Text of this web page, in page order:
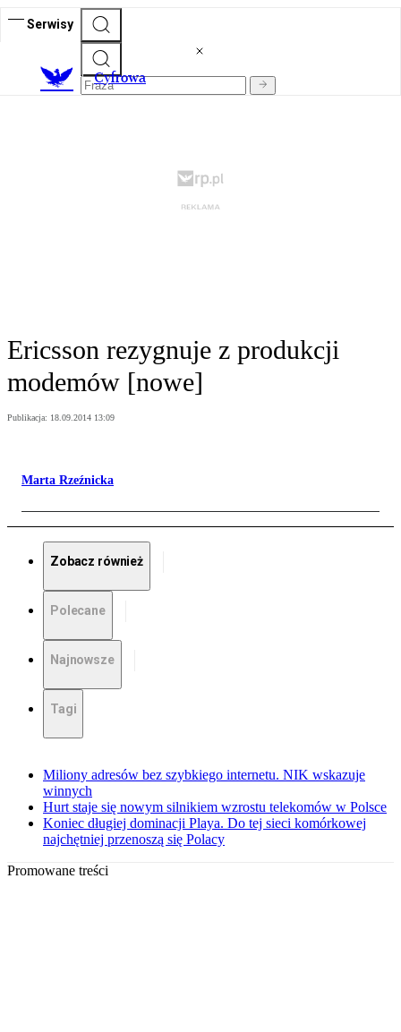
Serwisy
Cyfrowa
Ericsson rezygnuje z produkcji
modemów [nowe]
Publikacja: 18.09.2014 13:09
Marta Rzeźnicka
Zobacz również
Polecane
Najnowsze
Tagi
Miliony adresów bez szybkiego internetu. NIK wskazuje
winnych
Hurt staje się nowym silnikiem wzrostu telekomów w Polsce
Koniec długiej dominacji Playa. Do tej sieci komórkowej
najchętniej przenoszą się Polacy
Promowane treści